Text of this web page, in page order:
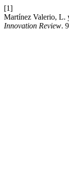
[1]
Martínez Valerio, L.
Innovation Review.